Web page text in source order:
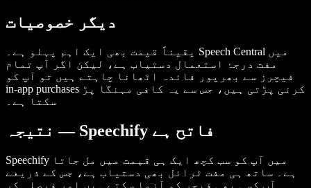
دیگر خصوصیات
یقیناً قیمت بھی ایک اہم پہلو ہے۔ Speech Central میں
مفت درجۂ استعمال دستیاب ہے، لیکن اگر آپ تمام
فیچرز سے بھرپور فائدہ اٹھانا چاہتے ہیں تو آپ کو
in-app purchases کرنی پڑتی ہیں، جس سے یہ کافی مہنگا پڑ
سکتا ہے۔
نتیجہ — Speechify فاتح ہے
Speechify میں آپ کو سب کچھ ایک ہی قیمت میں مل جاتا
ہے۔ ساتھ ہی مفت ٹرائل بھی دستیاب ہے، جس کے ذریعے
آپ کسی بھی فیچر کو آزما سکتے ہیں اور فیصلہ کر